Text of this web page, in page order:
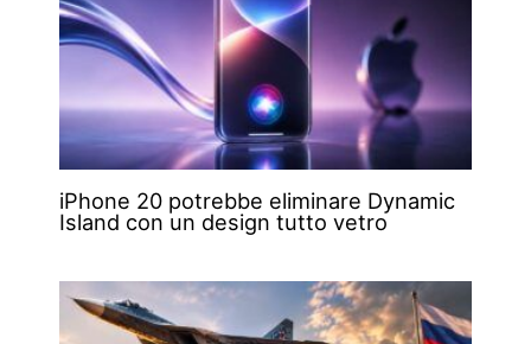
iPhone 20 potrebbe eliminare Dynamic
Island con un design tutto vetro